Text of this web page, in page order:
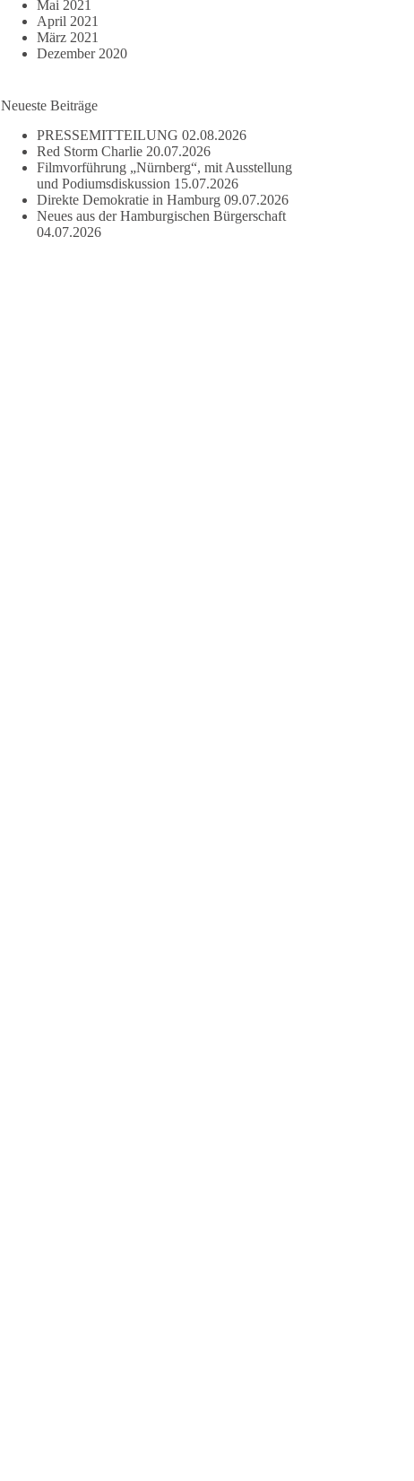
Mai 2021
April 2021
März 2021
Dezember 2020
Neueste Beiträge
PRESSEMITTEILUNG 02.08.2026
Red Storm Charlie 20.07.2026
Filmvorführung „Nürnberg“, mit Ausstellung
und Podiumsdiskussion 15.07.2026
Direkte Demokratie in Hamburg 09.07.2026
Neues aus der Hamburgischen Bürgerschaft
04.07.2026